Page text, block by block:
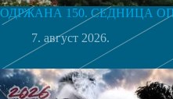
ОДРЖАНА 150. СЕДНИЦА
7. август 2026.